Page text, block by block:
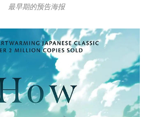
最早期的预告海报